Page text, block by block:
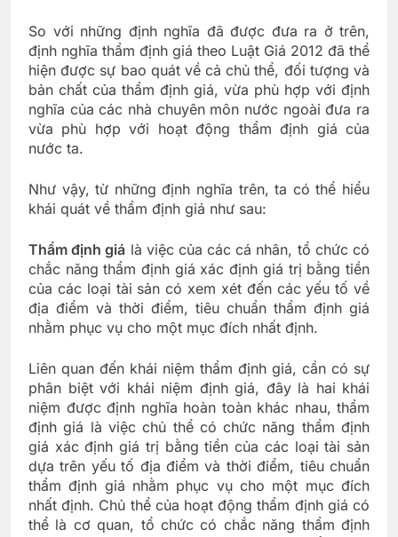
So với những định nghĩa đã được đưa ra ở trên,
định nghĩa thẩm định giá theo Luật Giá 2012 đã thể
hiện được sự bao quát về cả chủ thể, đối tượng và
bản chất của thẩm định giá, vừa phù hợp với định
nghĩa của các nhà chuyên môn nước ngoài đưa ra
vừa phù hợp với hoạt động thẩm định giá của
nước ta.
Như vậy, từ những định nghĩa trên, ta có thể hiểu
khái quát về thẩm định giá như sau:
Thẩm định giá là việc của các cá nhân, tổ chức có
chắc năng thẩm định giá xác định giá trị bằng tiền
của các loại tài sản có xem xét đến các yếu tố về
địa điểm và thời điểm, tiêu chuẩn thẩm định giá
nhằm phục vụ cho một mục đích nhất định.
Liên quan đến khái niệm thẩm định giá, cần có sự
phân biệt với khái niệm định giá, đây là hai khái
niệm được định nghĩa hoàn toàn khác nhau, thẩm
định giá là việc chủ thể có chức năng thẩm định
giá xác định giá trị bằng tiền của các loại tài sản
dựa trên yếu tố địa điểm và thời điểm, tiêu chuẩn
thẩm định giá nhằm phục vụ cho một mục đích
nhất định. Chủ thể của hoạt động thẩm định giá có
thể là cơ quan, tổ chức có chắc năng thẩm định